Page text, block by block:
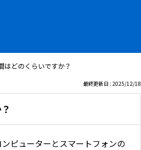
はどのくらいですか？
最終更新日 : 2025/12/18
ピューターとスマートフォンの